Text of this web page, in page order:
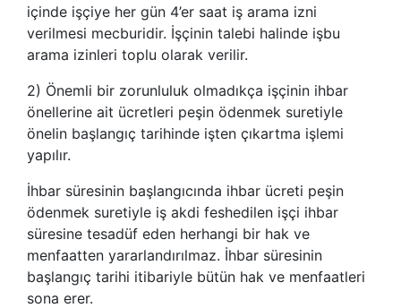
içinde işçiye her gün 4’er saat iş arama izni
verilmesi mecburidir. İşçinin talebi halinde işbu
arama izinleri toplu olarak verilir.
2) Önemli bir zorunluluk olmadıkça işçinin ihbar
önellerine ait ücretleri peşin ödenmek suretiyle
önelin başlangıç tarihinde işten çıkartma işlemi
yapılır.
İhbar süresinin başlangıcında ihbar ücreti peşin
ödenmek suretiyle iş akdi feshedilen işçi ihbar
süresine tesadüf eden herhangi bir hak ve
menfaatten yararlandırılmaz. İhbar süresinin
başlangıç tarihi itibariyle bütün hak ve menfaatleri
sona erer.